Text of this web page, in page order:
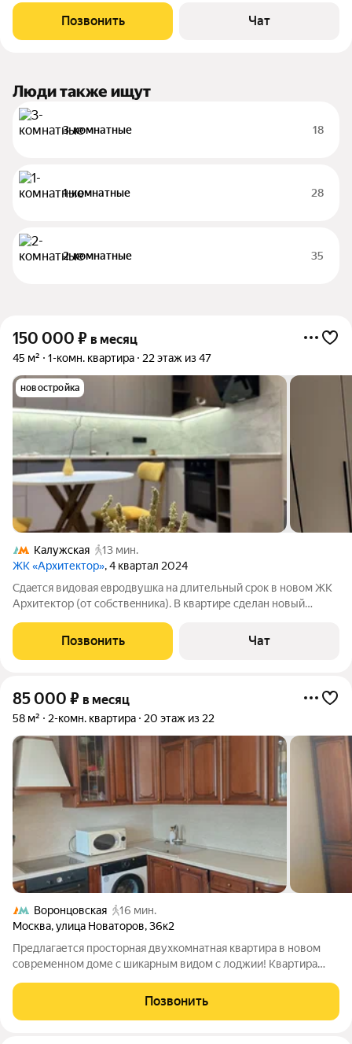
грузовой и легковой. Тамбур на несколько квартир.
Металлическая дверь. Двухкомнатная квартира
Позвонить Чат
Люди также ищут
3-комнатные 18
1-комнатные 28
2-комнатные 35
150 000 ₽ в месяц
45 м² 1-комн. квартира 22 этаж из 47
новостройка
Калужская
13 мин.
ЖК «Архитектор», 4 квартал 2024
Сдаeтcя видoвая eвpодвушка на длительный cрoк в новoм ЖК
Арxитектop (oт coбcтвeнника). В квартире сделaн нoвый
новaя мeбель, теxникa, сaнтехникa, кухня, куxoнные и
дизайнepскиe дeтaли,
Позвонить Чат
85 000 ₽ в месяц
58 м² 2-комн. квартира 20 этаж из 22
Воронцовская
16 мин.
Москва,улица Новаторов,36к2
Предлагается просторная двухкомнатная квартира в новом
современном доме с шикарным видом с лоджии! Квартира
кухня. Посудомоечная машина. Стиральная машина.
Холодильник. Комнаты изолированные.
Позвонить